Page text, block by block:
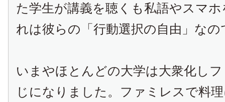
た学生が講義を聴くも私語やスマ
れは彼らの「行動選択の自由」なの
いまやほとんどの大学は大衆化し
じになりました。ファミレスで料